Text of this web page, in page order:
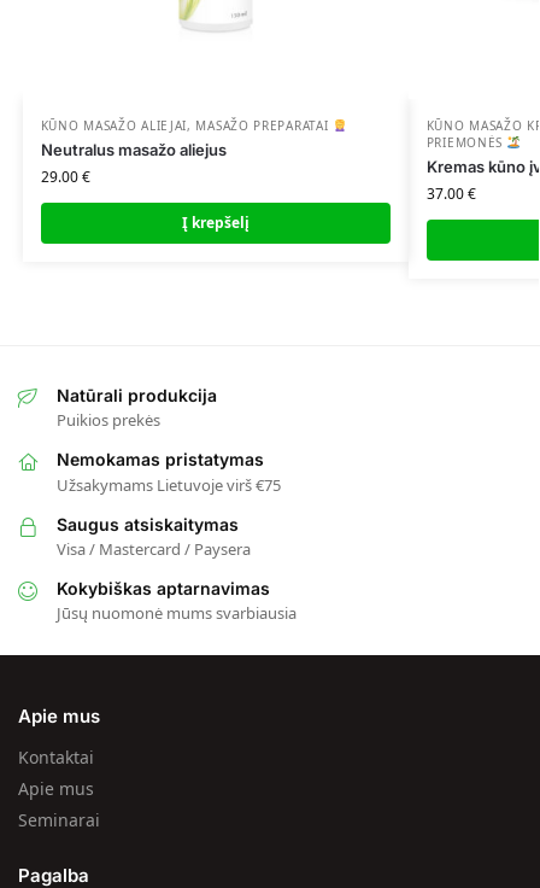
KŪNO MASAŽO ALIEJAI, MASAŽO PREPARATAI
Neutralus masažo aliejus
29.00€
Į krepšelį
KŪNO MASAŽO
PRIEMONĖS
Kremas kūno
37.00€
Natūrali produkcija
Puikios prekės
Nemokamas pristatymas
Užsakymams Lietuvoje virš €75
Saugus atsiskaitymas
Visa / Mastercard / Paysera
Kokybiškas aptarnavimas
Jūsų nuomonė mums svarbiausia
Apie mus
Kontaktai
Apie mus
Seminarai
Pagalba